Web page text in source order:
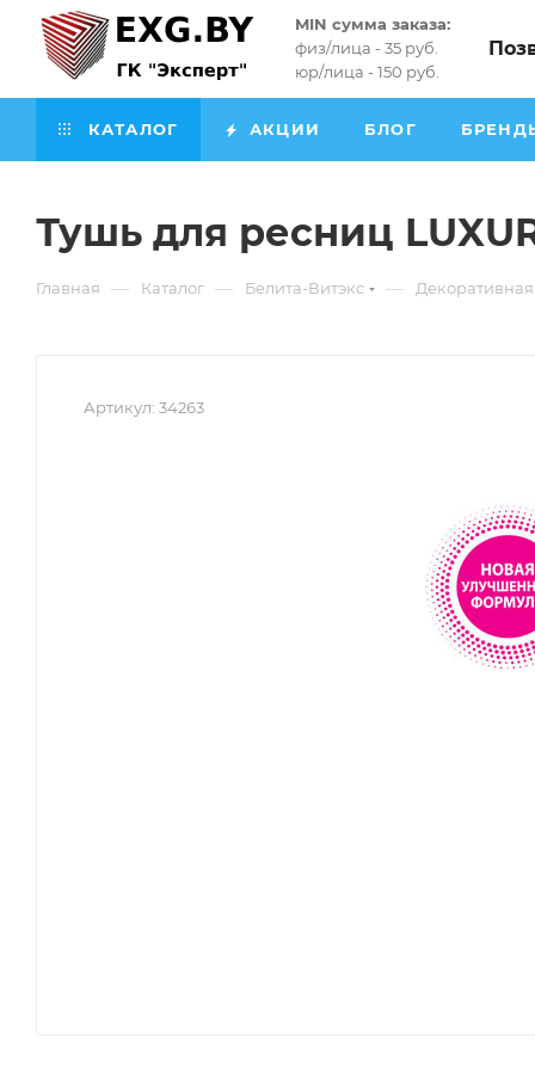
MIN сумма заказа:
физ/лица - 35 руб.
юр/лица - 150 руб.
КАТАЛОГ АКЦИИ БЛОГ
Тушь для ресниц
Главная — Каталог — Белита-Витэкс —
Артикул: 34263